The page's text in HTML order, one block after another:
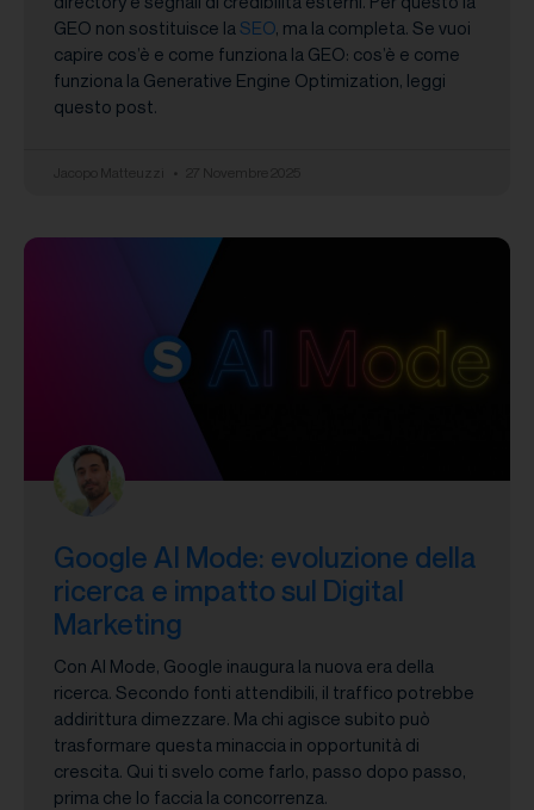
GEO non sostituisce la SEO, ma la completa. Se vuoi
capire cos’è e come funziona la GEO: cos’è e come
funziona la Generative Engine Optimization, leggi
questo post.
Google AI Mode: evoluzione della
ricerca e impatto sul Digital
Marketing
Con AI Mode, Google inaugura la nuova era della
ricerca. Secondo fonti attendibili, il traffico potrebbe
addirittura dimezzare. Ma chi agisce subito può
trasformare questa minaccia in opportunità di
crescita. Qui ti svelo come farlo, passo dopo passo,
prima che lo faccia la concorrenza.